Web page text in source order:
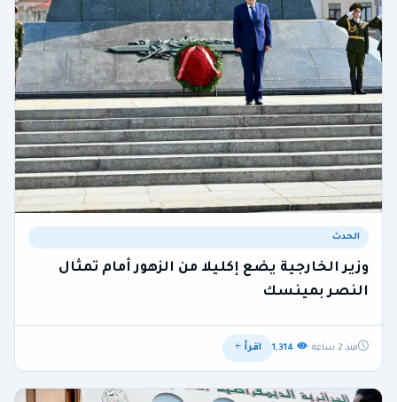
الحدث
وزير الخارجية يضع إكليلا من الزهور أمام تمثال
النصر بمينسك
منذ 2 ساعة · اقرأ